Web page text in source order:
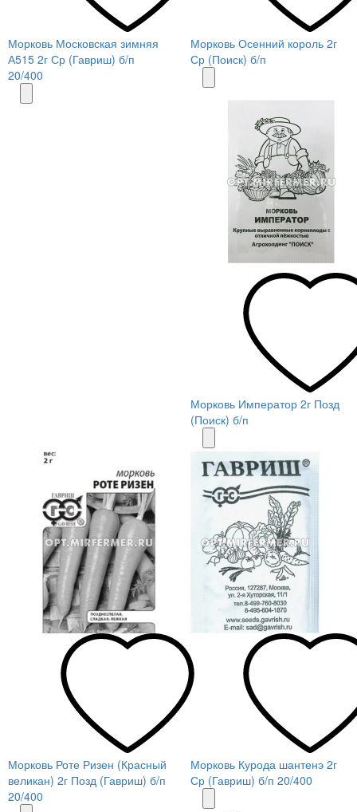
Морковь Московская зимняя
А515 2г Ср (Гавриш) б/п
20/400
Морковь Осенний король 2г
Ср (Поиск) б/п
Морковь Император 2г Позд
(Поиск) б/п
Морковь Роте Ризен (Красный
великан) 2г Позд (Гавриш) б/п
20/400
Морковь Курода шантенэ 2г
Ср (Гавриш) б/п 20/400